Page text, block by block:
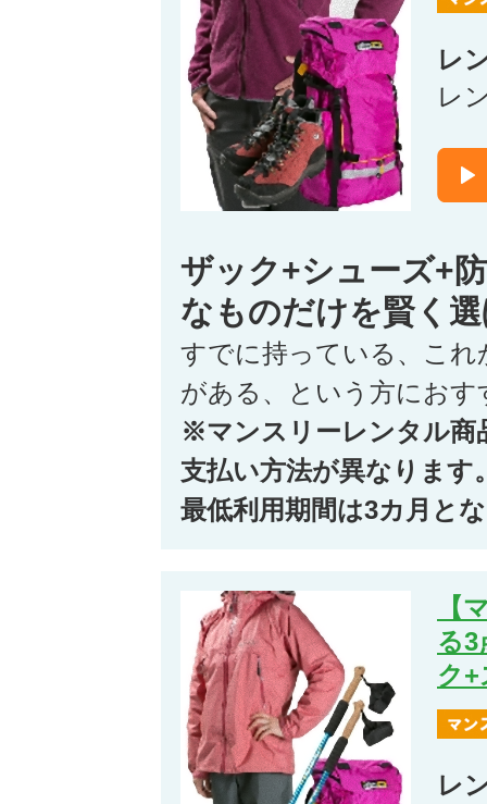
レ
レ
ザック+シューズ+
なものだけを賢く
すでに持っている、こ
がある、という方にお
※マンスリーレンタル商
支払い方法が異なります
最低利用期間は3カ月と
【
る3
ク+
レ